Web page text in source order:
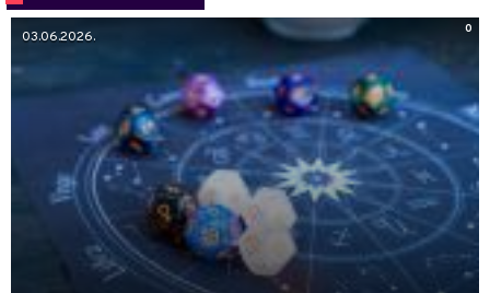
0
03.06.2026.